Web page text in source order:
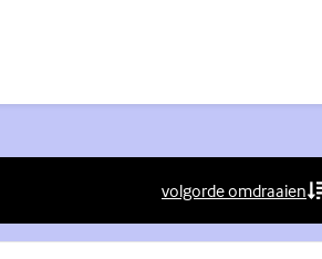
volgorde omdraaien